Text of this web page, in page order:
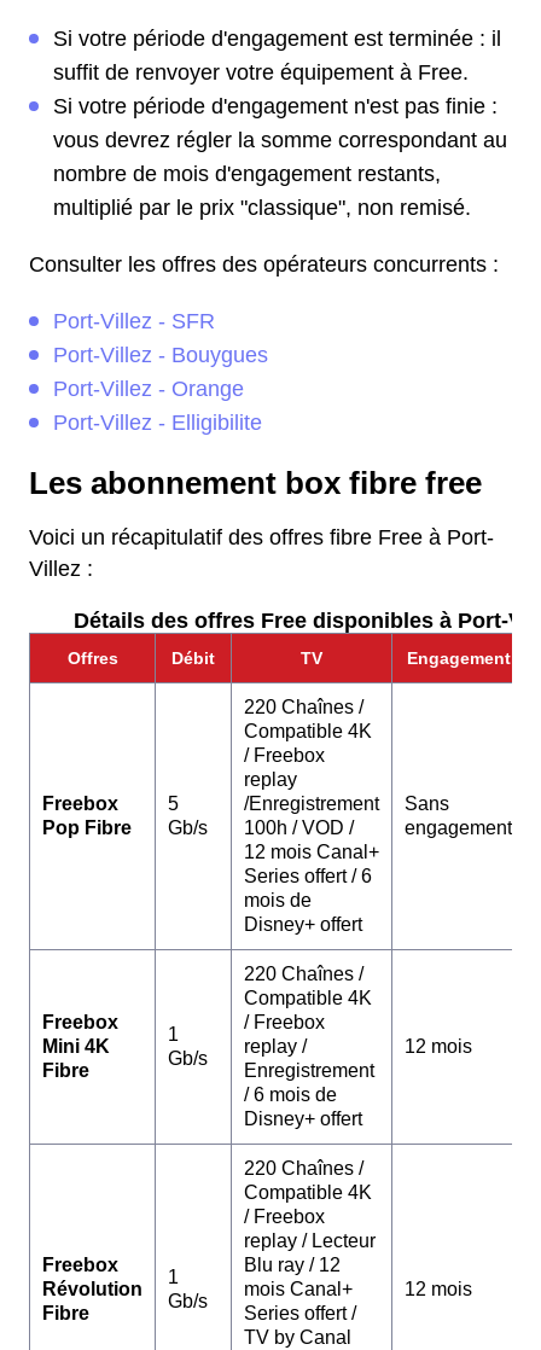
Si votre période d'engagement est terminée : il
suffit de renvoyer votre équipement à Free.
Si votre période d'engagement n'est pas finie :
vous devrez régler la somme correspondant au
nombre de mois d'engagement restants,
multiplié par le prix "classique", non remisé.
Consulter les offres des opérateurs concurrents :
Port-Villez - SFR
Port-Villez - Bouygues
Port-Villez - Orange
Port-Villez - Elligibilite
Les abonnement box fibre free
Voici un récapitulatif des offres fibre Free à Port-
Villez :
Détails des offres Free disponibles à Port-
Offres Débit TV Engagement
Freebox
Pop Fibre
5
Gb/s
220 Chaînes /
Compatible 4K
/ Freebox
replay
/Enregistrement
100h / VOD /
12 mois Canal+
Series offert / 6
mois de
Disney+ offert
Sans
engagement
Freebox
Mini 4K
Fibre
1
Gb/s
220 Chaînes /
Compatible 4K
/ Freebox
replay /
Enregistrement
/ 6 mois de
Disney+ offert
12 mois
Freebox
Révolution
Fibre
1
Gb/s
220 Chaînes /
Compatible 4K
/ Freebox
replay / Lecteur
Blu ray / 12
mois Canal+
Series offert /
TV by Canal
12 mois